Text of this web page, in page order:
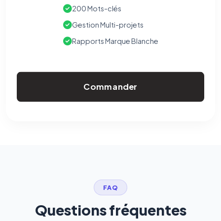
200 Mots-clés
Gestion Multi-projets
Rapports Marque Blanche
Commander
FAQ
Questions fréquentes